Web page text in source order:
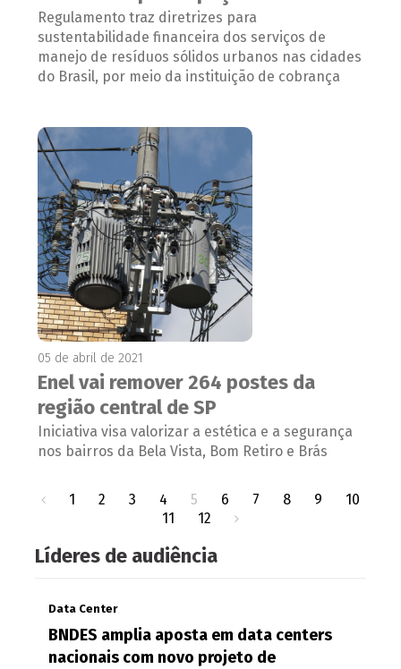
Regulamento traz diretrizes para
sustentabilidade financeira dos serviços de
manejo de resíduos sólidos urbanos nas cidades
do Brasil, por meio da instituição de cobrança
05 de abril de 2021
Enel vai remover 264 postes da
região central de SP
Iniciativa visa valorizar a estética e a segurança
nos bairros da Bela Vista, Bom Retiro e Brás
1 2 3 4 5 6 7 8 9
10
11
12
Líderes de audiência
Data Center
BNDES amplia aposta em data centers
nacionais com novo projeto de